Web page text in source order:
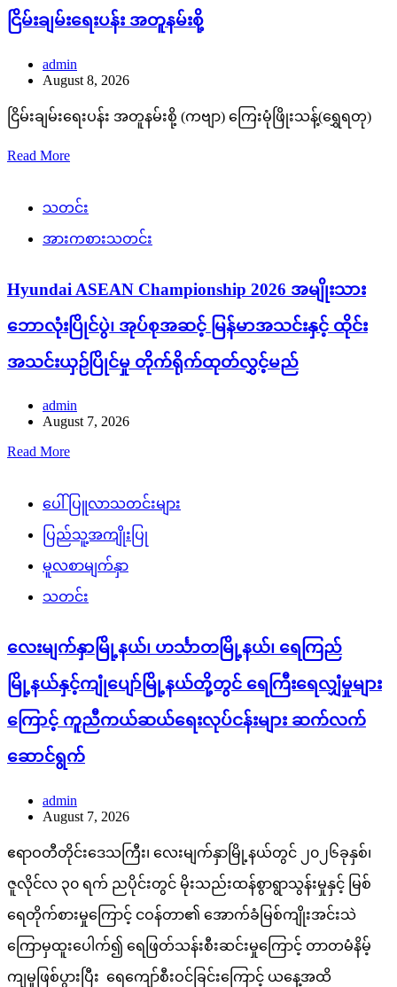
ငြိမ်းချမ်းရေးပန်း အတူနမ်းစို့
admin
August 8, 2026
ငြိမ်းချမ်းရေးပန်း အတူနမ်းစို့ (ကဗျာ) ကြေးမုံဖြိုးသန့်(ရွှေရတု)
Read More
သတင်း
အားကစားသတင်း
Hyundai ASEAN Championship 2026 အမျိုးသား
ဘောလုံးပြိုင်ပွဲ၊ အုပ်စုအဆင့် မြန်မာအသင်းနှင့် ထိုင်း
အသင်းယှဉ်ပြိုင်မှု တိုက်ရိုက်ထုတ်လွှင့်မည်
admin
August 7, 2026
Read More
ပေါ်ပြူလာသတင်းများ
ပြည်သူ့အကျိုးပြု
မူလစာမျက်နှာ
သတင်း
လေးမျက်နှာမြို့နယ်၊ ဟင်္သာတမြို့နယ်၊ ရေကြည်
မြို့နယ်နှင့်ကျုံပျော်မြို့နယ်တို့တွင် ရေကြီးရေလျှံမှုများ
ကြောင့် ကူညီကယ်ဆယ်ရေးလုပ်ငန်းများ ဆက်လက်
ဆောင်ရွက်
admin
August 7, 2026
ဧရာဝတီတိုင်းဒေသကြီး၊ လေးမျက်နှာမြို့နယ်တွင် ၂၀၂၆ခုနှစ်၊
ဇူလိုင်လ ၃၀ ရက် ညပိုင်းတွင် မိုးသည်းထန်စွာရွာသွန်းမှုနှင့် မြစ်
ရေတိုက်စားမှုကြောင့် ငဝန်တာ၏ အောက်ခံမြစ်ကျိုးအင်းသဲ
ကြောမှထူးပေါက်၍ ရေဖြတ်သန်းစီးဆင်းမှုကြောင့် တာတမံနိမ့်
ကျမှုဖြစ်ပွားပြီး ရေကျော်စီးဝင်ခြင်းကြောင့် ယနေ့အထိ